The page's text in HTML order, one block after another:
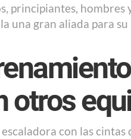
principiantes, hombres
una gran aliada para
otros
con las